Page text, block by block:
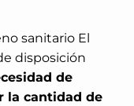
sanitario El
disposición
de
la cantidad de